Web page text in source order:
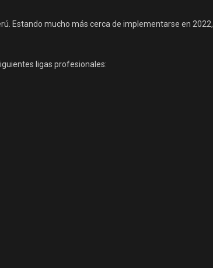
Estando mucho más cerca de implementarse en 2022,
ligas profesionales: